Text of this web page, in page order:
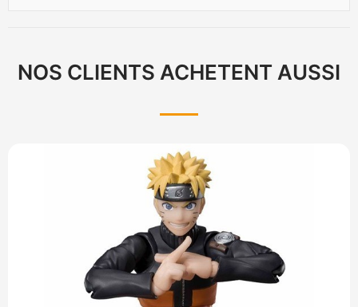
NOS CLIENTS ACHETENT AUSSI